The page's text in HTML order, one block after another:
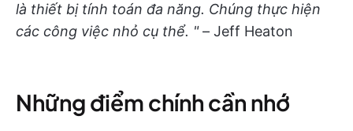
là thiết bị tính toán đa năng. Chúng thực hiện
các công việc nhỏ cụ thể. "– Jeff Heaton
Những điểm chính cần nhớ